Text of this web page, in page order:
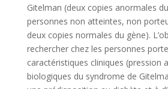
Gitelman (deux copies anormales
personnes non atteintes, non
deux copies normales du gène).
rechercher chez les personnes
caractéristiques cliniques (pression
biologiques du syndrome de